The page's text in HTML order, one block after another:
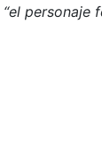
“el personaje